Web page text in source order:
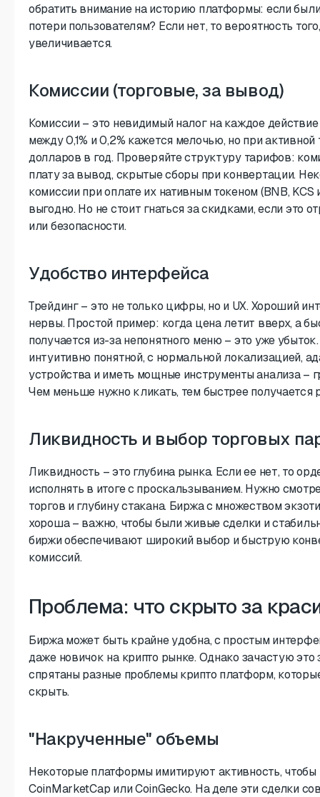
обратить внимание на историю платформы: если
потери пользователям? Если нет, то вероятность
увеличивается.
Комиссии (торговые, за вывод)
Комиссии – это невидимый налог на каждое
между 0,1% и 0,2% кажется мелочью, но при активной
долларов в год. Проверяйте структуру тарифов:
плату за вывод, скрытые сборы при конвертации.
комиссии при оплате их нативным токеном (BNB, KCS
выгодно. Но не стоит гнаться за скидками, если это
или безопасности.
Удобство интерфейса
Трейдинг – это не только цифры, но и UX. Хороший
нервы. Простой пример: когда цена летит вверх, а
получается из-за непонятного меню – это уже
интуитивно понятной, с нормальной локализацией,
устройства и иметь мощные инструменты анализа –
Чем меньше нужно кликать, тем быстрее получается
Ликвидность и выбор торговых
Ликвидность – это глубина рынка. Если ее нет, то
исполнять в итоге с проскальзыванием. Нужно
торгов и глубину стакана. Биржа с множеством
хороша – важно, чтобы были живые сделки и
биржи обеспечивают широкий выбор и быструю
комиссий.
Проблема: что скрыто за
Биржа может быть крайне удобна, с простым
даже новичок на крипто рынке. Однако зачастую это
спрятаны разные проблемы крипто платформ,
скрыть.
"Накрученные" объемы
Некоторые платформы имитируют активность, чтобы
CoinMarketCap или CoinGecko. На деле эти сделки